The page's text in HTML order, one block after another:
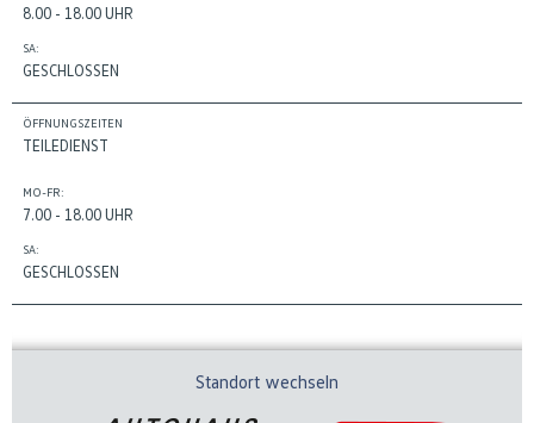
8.00 - 18.00 UHR
SA:
GESCHLOSSEN
ÖFFNUNGSZEITEN
TEILEDIENST
MO-FR:
7.00 - 18.00 UHR
SA:
GESCHLOSSEN
Standort wechseln